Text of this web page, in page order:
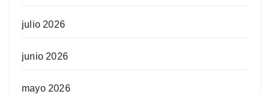
julio 2026
junio 2026
mayo 2026